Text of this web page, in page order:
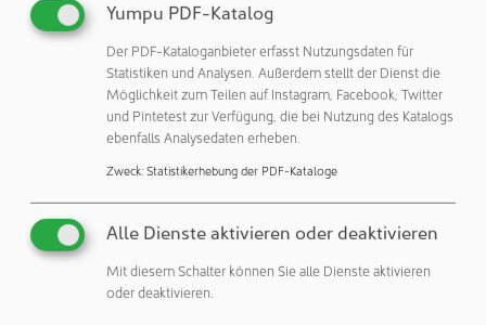
findet sich unter: www.ilmac.ch/basel/partner.
Die digitale Plattform Ilmac 365 sorgte mit Live-Streams,
interaktiven Tools und App-Angebot für durchgängigen
Informations- und Wissensaustausch – rund um die Uhr.
Über 10'000 Nutzerinnen und Nutzer haben auf der
Plattform zahlreiche Interaktionen beigetragen, womit das
gesteigerte Interesse und die wachsende Bedeutung der
digitalen Erweiterung der Messe eindrucksvoll bestätigt
wurde.
Ausblick: Ilmac 2026 in Lausanne – Ilmac Basel 2027 folgt
Yumpu PDF-Katalog
Der PDF-Kataloganbieter erfasst Nutzungsdaten für
Statistiken und Analysen. Außerdem stellt der Dienst die
Möglichkeit zum Teilen auf Instagram, Facebook, Twitter
und Pintetest zur Verfügung, die bei Nutzung des Katalogs
ebenfalls Analysedaten erheben.
Zweck: Statistikerhebung der PDF-Kataloge
Alle Dienste aktivieren oder deaktivieren
Mit diesem Schalter können Sie alle Dienste aktivieren
oder deaktivieren.